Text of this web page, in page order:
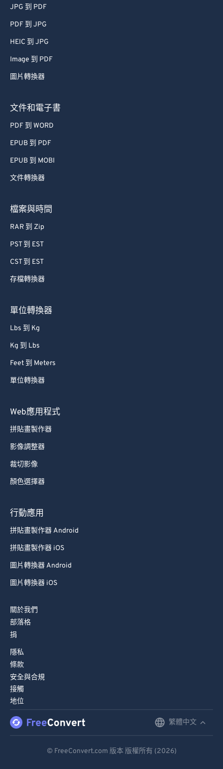
JPG 到 PDF
PDF 到 JPG
HEIC 到 JPG
Image 到 PDF
圖片轉換器
文件和電子書
PDF 到 WORD
EPUB 到 PDF
EPUB 到 MOBI
文件轉換器
檔案與時間
RAR 到 Zip
PST 到 EST
CST 到 EST
存檔轉換器
單位轉換器
Lbs 到 Kg
Kg 到 Lbs
Feet 到 Meters
單位轉換器
Web應用程式
拼貼畫製作器
影像調整器
裁切影像
顏色選擇器
行動應用
拼貼畫製作器 Android
拼貼畫製作器 iOS
圖片轉換器 Android
圖片轉換器 iOS
關於我們
部落格
捐
隱私
條款
安全與合規
接觸
地位
繁體中文
© FreeConvert.com 版本 版權所有 (2026)